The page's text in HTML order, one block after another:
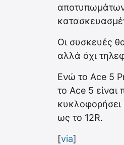
Οι συσκευές
αλλά όχι
Ενώ το Ace 5
το Ace 5 είναι
κυκλοφορήσει
ως το 12R.
[via]